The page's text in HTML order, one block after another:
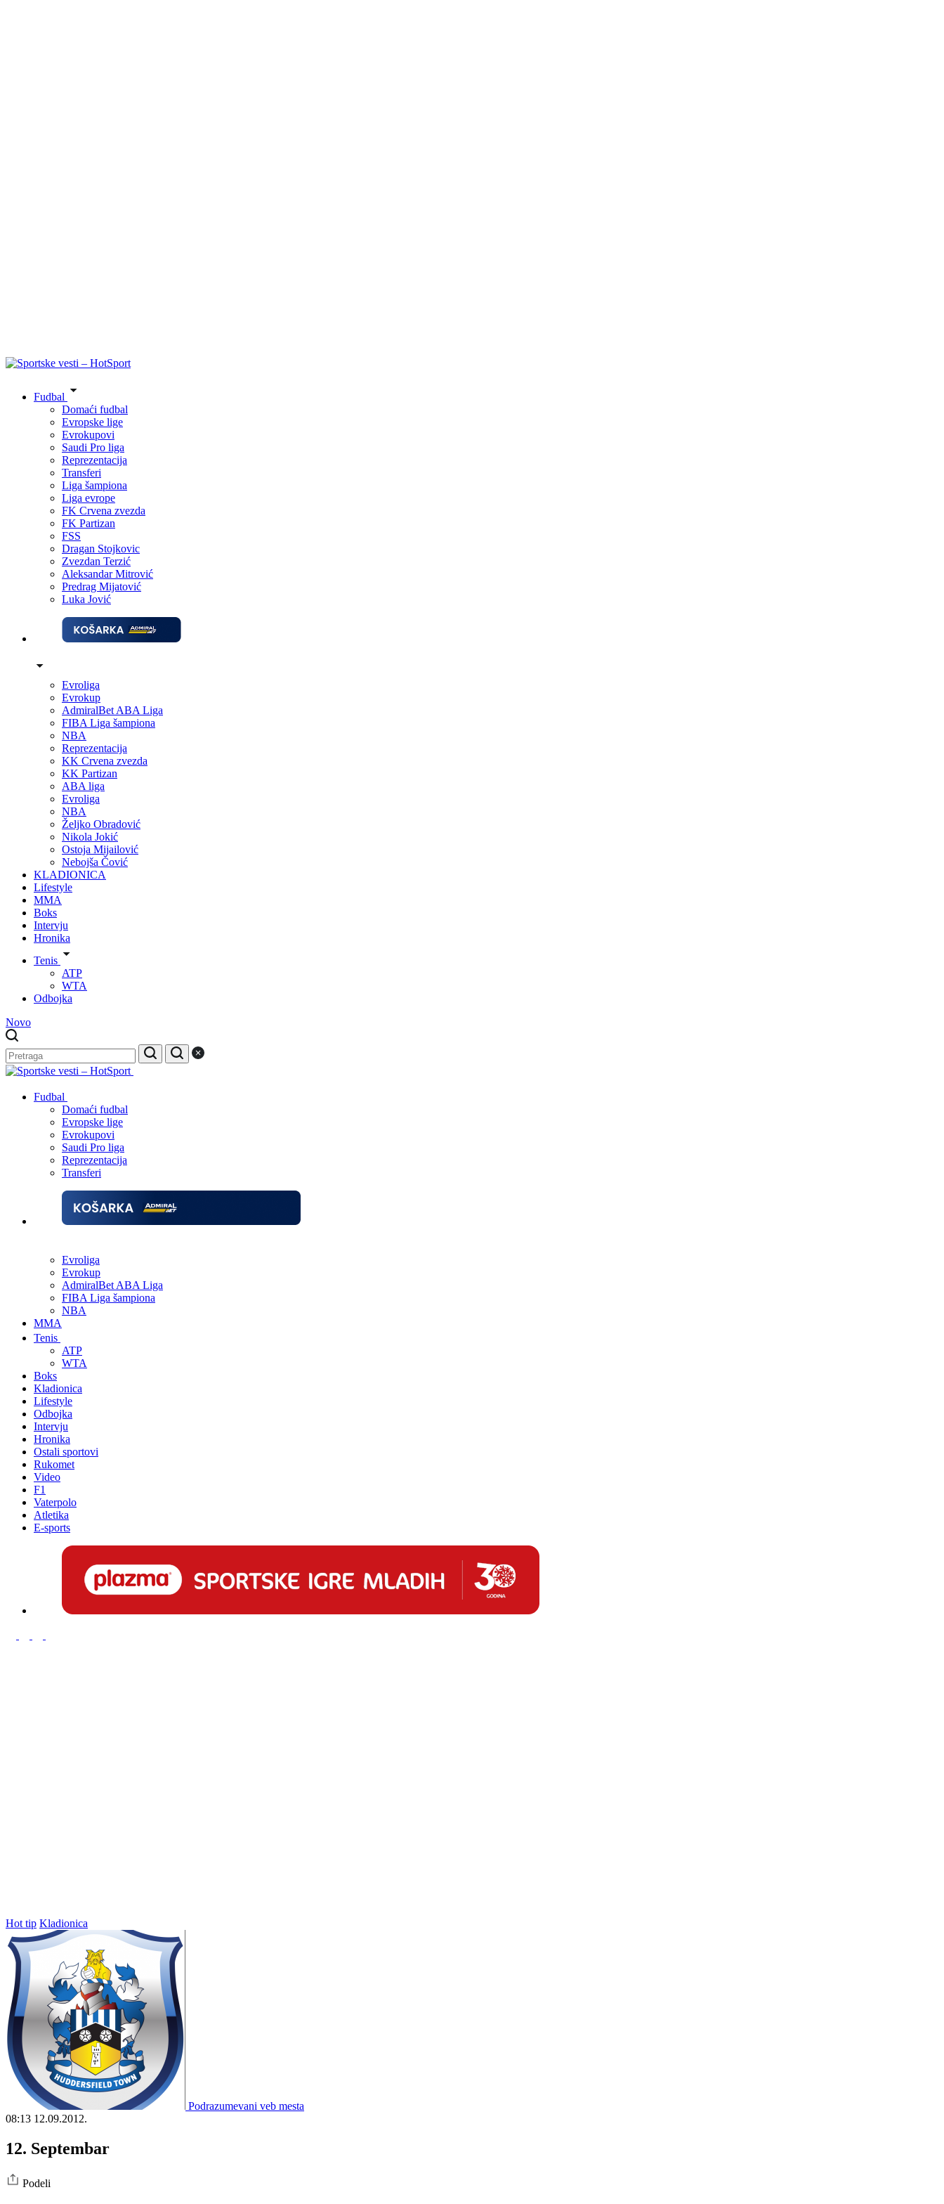
Fudbal
Domaći fudbal
Evropske lige
Evrokupovi
Saudi Pro liga
Reprezentacija
Transferi
Liga šampiona
Liga evrope
FK Crvena zvezda
FK Partizan
FSS
Dragan Stojkovic
Zvezdan Terzić
Aleksandar Mitrović
Predrag Mijatović
Luka Jović
Evroliga
Evrokup
AdmiralBet ABA Liga
FIBA Liga šampiona
NBA
Reprezentacija
KK Crvena zvezda
KK Partizan
ABA liga
Evroliga
NBA
Željko Obradović
Nikola Jokić
Ostoja Mijailović
Nebojša Čović
KLADIONICA
Lifestyle
MMA
Boks
Intervju
Hronika
Tenis
ATP
WTA
Odbojka
Novo
Fudbal
Domaći fudbal
Evropske lige
Evrokupovi
Saudi Pro liga
Reprezentacija
Transferi
Evroliga
Evrokup
AdmiralBet ABA Liga
FIBA Liga šampiona
NBA
MMA
Tenis
ATP
WTA
Boks
Kladionica
Lifestyle
Odbojka
Intervju
Hronika
Ostali sportovi
Rukomet
Video
F1
Vaterpolo
Atletika
E-sports
Hot tip Kladionica
Podrazumevani veb mesta
08:13 12.09.2012.
12. Septembar
Podeli